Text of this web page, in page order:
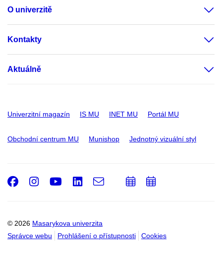
O univerzitě
Kontakty
Aktuálně
Univerzitní magazín IS MU INET MU Portál MU
Obchodní centrum MU Munishop Jednotný vizuální styl
© 2026 Masarykova univerzita
Správce webu
Prohlášení o přístupnosti Cookies
Facebook
Instagram
Youtube
LinkedIn
e-
PřidatPřidat